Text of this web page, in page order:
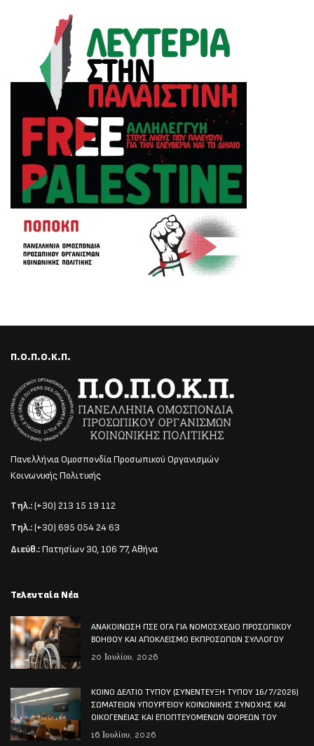
Π.Ο.Π.Ο.Κ.Π.
Πανελλήνια Ομοσπονδία Προσωπικού Οργανισμών
Κοινωνικής Πολιτικής
Τηλ.:(+30) 213 15 19 112
Τηλ.:(+30) 695 054 24 63
Διεύθ.:Πατησίων 30, 106 77, Αθήνα
Τελευταία Νέα
ΑΝΑΚΟΙΝΩΣΗ ΠΣΕ ΟΓΑ ΓΙΑ ΝΟΜΟΣΧΕΔΙΟ ΠΡΟΣΩΠΙΚΟΥ
ΒΟΗΘΟΥ ΚΑΙ ΑΠΟΚΛΕΙΣΜΟ ΕΚΠΡΟΣΩΠΩΝ ΣΥΛΛΟΓΟΥ
20 Ιουλίου, 2026
ΚΟΙΝΟ ΔΕΛΤΙΟ ΤΥΠΟΥ (ΣΥΝΕΝΤΕΥΞΗ ΤΥΠΟΥ 16/7/2026)
ΣΩΜΑΤΕΙΩΝ ΥΠΟΥΡΓΕΙΟΥ ΚΟΙΝΩΝΙΚΗΣ ΣΥΝΟΧΗΣ ΚΑΙ
ΟΙΚΟΓΕΝΕΙΑΣ ΚΑΙ ΕΠΟΠΤΕΥΟΜΕΝΩΝ ΦΟΡΕΩΝ ΤΟΥ
16 Ιουλίου, 2026